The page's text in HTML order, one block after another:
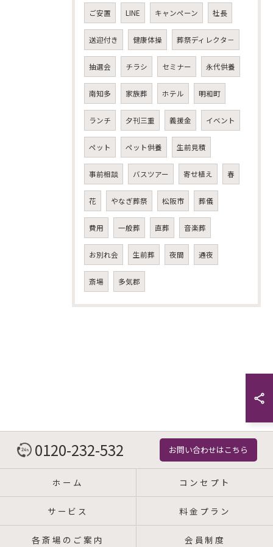
ご安置 LINE キャンペーン 社長
送迎付き 健康体操 葬祭ディレクタ－
抽選会 チラシ セミナー 永代供養
南知多 家族葬 ホテル 明和町
ランチ 夕刊三重 義援金 イベント
ペット ペット供養 生前見積
事前相談 バスツアー 寄せ植え 春
花 やなぎ葬祭 松阪市 葬儀
費用 一般葬 直葬 音楽葬
お別れ会 生前葬 夜間 通夜
斎場 多気郡
0120-232-532 お問い合わせはこちら
ホーム コンセプト
サービス 料金プラン
各斎場のご案内 会員制度